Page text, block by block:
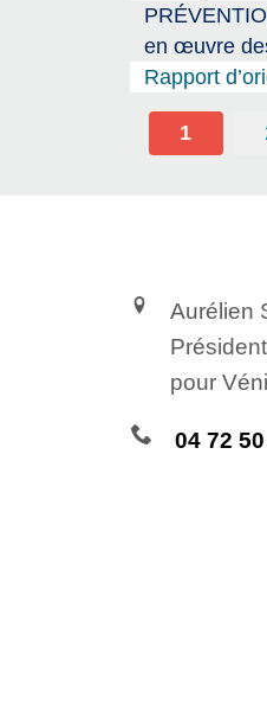
en œuvre
Rapport
1
Aurélien
pour
04 72